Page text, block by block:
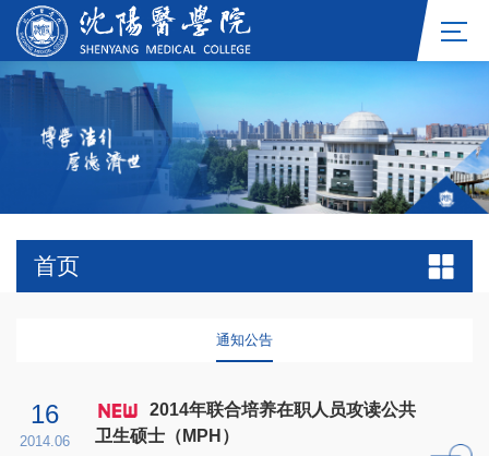
首页
通知公告
16
2014.06
2014年联合培养在职人员攻读公共
卫生硕士（MPH）